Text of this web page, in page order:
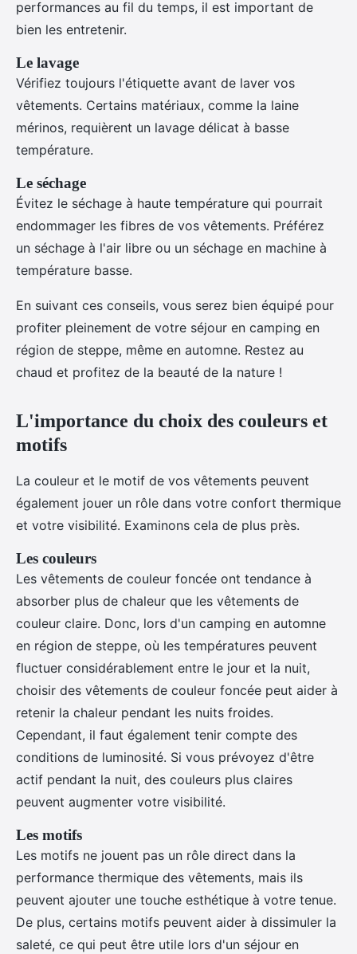
performances au fil du temps, il est important de
bien les entretenir.
Le lavage
Vérifiez toujours l'étiquette avant de laver vos
vêtements. Certains matériaux, comme la laine
mérinos, requièrent un lavage délicat à basse
température.
Le séchage
Évitez le séchage à haute température qui pourrait
endommager les fibres de vos vêtements. Préférez
un séchage à l'air libre ou un séchage en machine à
température basse.
En suivant ces conseils, vous serez bien équipé pour
profiter pleinement de votre séjour en camping en
région de steppe, même en automne. Restez au
chaud et profitez de la beauté de la nature !
L'importance du choix des couleurs et
motifs
La couleur et le motif de vos vêtements peuvent
également jouer un rôle dans votre confort thermique
et votre visibilité. Examinons cela de plus près.
Les couleurs
Les vêtements de couleur foncée ont tendance à
absorber plus de chaleur que les vêtements de
couleur claire. Donc, lors d'un camping en automne
en région de steppe, où les températures peuvent
fluctuer considérablement entre le jour et la nuit,
choisir des vêtements de couleur foncée peut aider à
retenir la chaleur pendant les nuits froides.
Cependant, il faut également tenir compte des
conditions de luminosité. Si vous prévoyez d'être
actif pendant la nuit, des couleurs plus claires
peuvent augmenter votre visibilité.
Les motifs
Les motifs ne jouent pas un rôle direct dans la
performance thermique des vêtements, mais ils
peuvent ajouter une touche esthétique à votre tenue.
De plus, certains motifs peuvent aider à dissimuler la
saleté, ce qui peut être utile lors d'un séjour en